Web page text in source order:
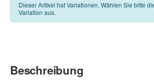
Dieser Artikel hat Variationen. Wählen Sie bitte
Variation aus.
Beschreibung